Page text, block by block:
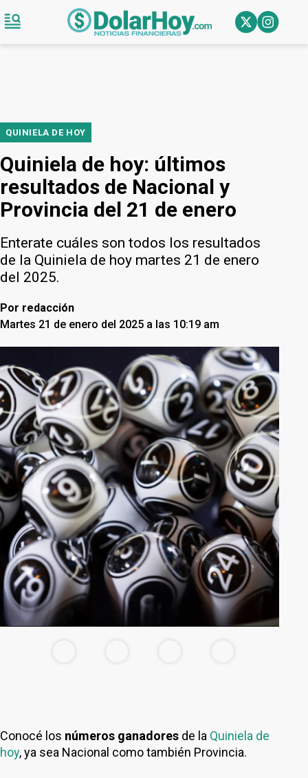
QUINIELA DE HOY
Quiniela de hoy: últimos
resultados de Nacional y
Provincia del 21 de enero
Enterate cuáles son todos los resultados
de la Quiniela de hoy martes 21 de enero
del 2025.
Por redacción
Martes 21 de enero del 2025 a las 10:19 am
Conocé los números ganadores de la Quiniela de
hoy, ya sea Nacional como también Provincia.